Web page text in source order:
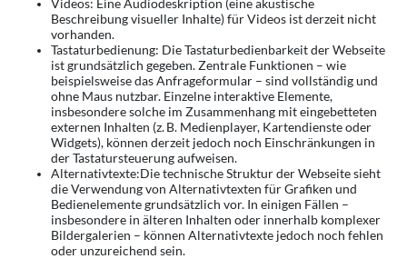
Videos: Eine Audiodeskription (eine akustische
Beschreibung visueller Inhalte) für Videos ist derzeit nicht
vorhanden.
Tastaturbedienung: Die Tastaturbedienbarkeit der Webseite
ist grundsätzlich gegeben. Zentrale Funktionen – wie
beispielsweise das Anfrageformular – sind vollständig und
ohne Maus nutzbar. Einzelne interaktive Elemente,
insbesondere solche im Zusammenhang mit eingebetteten
externen Inhalten (z. B. Medienplayer, Kartendienste oder
Widgets), können derzeit jedoch noch Einschränkungen in
der Tastatursteuerung aufweisen.
Alternativtexte:Die technische Struktur der Webseite sieht
die Verwendung von Alternativtexten für Grafiken und
Bedienelemente grundsätzlich vor. In einigen Fällen –
insbesondere in älteren Inhalten oder innerhalb komplexer
Bildergalerien – können Alternativtexte jedoch noch fehlen
oder unzureichend sein.